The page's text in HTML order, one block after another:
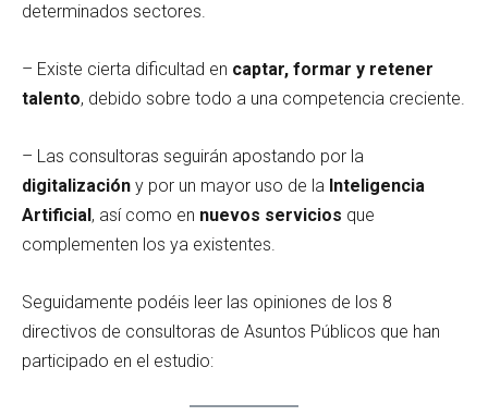
determinados sectores.
– Existe cierta dificultad en captar, formar y retener
talento, debido sobre todo a una competencia creciente.
– Las consultoras seguirán apostando por la
digitalización y por un mayor uso de la Inteligencia
Artificial , así como en nuevos servicios que
complementen los ya existentes.
Seguidamente podéis leer las opiniones de los 8
directivos de consultoras de Asuntos Públicos que han
participado en el estudio: